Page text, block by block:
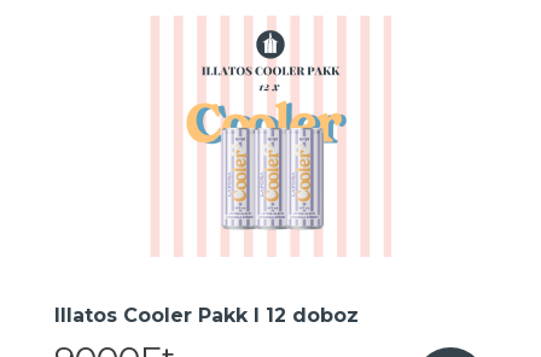
Illatos Cooler Pakk I 12 doboz